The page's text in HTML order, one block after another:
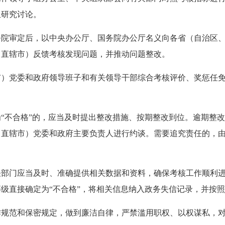
究讨论。
定后，以中央办公厅、国务院办公厅名义向各省（自治区
辖市）反馈考核发现问题，并推动问题整改。
和政府领导班子和有关领导干部综合考核评价、奖惩任免
格”的，应当及时提出整改措施、按期整改到位。逾期整改
辖市）党委和政府主要负责人进行约谈。需要追究责任的，
当及时、准确提供相关数据和资料，确保考核工作顺利进
直接确定为“不合格”，将相关信息纳入政务失信记录，并按
范和保密规定，做到廉洁自律，严禁滥用职权、以权谋私，